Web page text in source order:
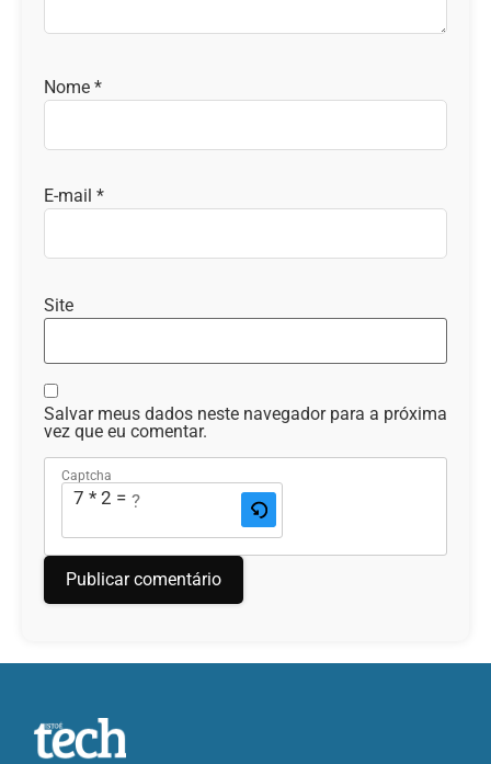
Nome *
E-mail *
Site
Salvar meus dados neste navegador para a próxima
vez que eu comentar.
Captcha
7 * 2 = ?